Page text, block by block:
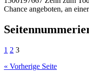
Chance angeboten, an
1 2 3
« Vorherige Seite